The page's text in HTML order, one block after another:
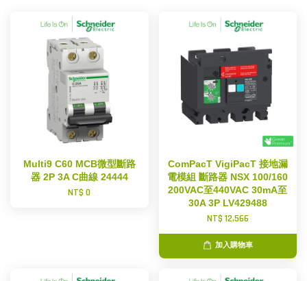
Multi9 C60 MCB微型斷路
器 2P 3A C曲線 24444
NT$ 0
ComPacT VigiPacT 接地漏
電模組 斷路器 NSX 100/160
200VAC至440VAC 30mA至
30A 3P LV429488
NT$ 12,566
加入購物車